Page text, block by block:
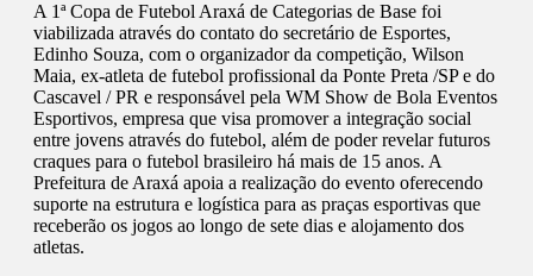
A 1ª Copa de Futebol Araxá de Categorias de Base foi
viabilizada através do contato do secretário de Esportes,
Edinho Souza, com o organizador da competição, Wilson
Maia, ex-atleta de futebol profissional da Ponte Preta /SP e do
Cascavel / PR e responsável pela WM Show de Bola Eventos
Esportivos, empresa que visa promover a integração social
entre jovens através do futebol, além de poder revelar futuros
craques para o futebol brasileiro há mais de 15 anos. A
Prefeitura de Araxá apoia a realização do evento oferecendo
suporte na estrutura e logística para as praças esportivas que
receberão os jogos ao longo de sete dias e alojamento dos
atletas.